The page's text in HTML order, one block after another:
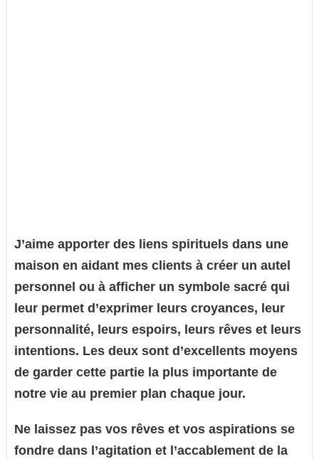
J’aime apporter des liens spirituels dans une
maison en aidant mes clients à créer un autel
personnel ou à afficher un symbole sacré qui
leur permet d’exprimer leurs croyances, leur
personnalité, leurs espoirs, leurs rêves et leurs
intentions. Les deux sont d’excellents moyens
de garder cette partie la plus importante de
notre vie au premier plan chaque jour.
Ne laissez pas vos rêves et vos aspirations se
fondre dans l’agitation et l’accablement de la